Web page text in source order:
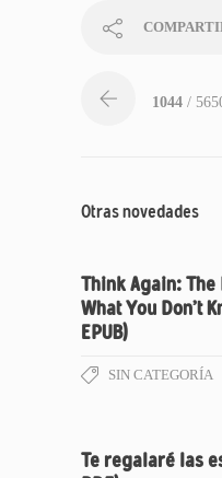
1044 /
Otras novedades
Think Again:
What You Don’t
EPUB)
SIN CATEGORÍA
Te regalaré las